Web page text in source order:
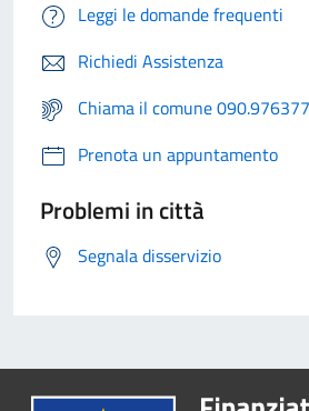
Leggi le domande frequenti
Richiedi Assistenza
Chiama il comune
Prenota un appuntamento
Problemi in città
Segnala disservizio